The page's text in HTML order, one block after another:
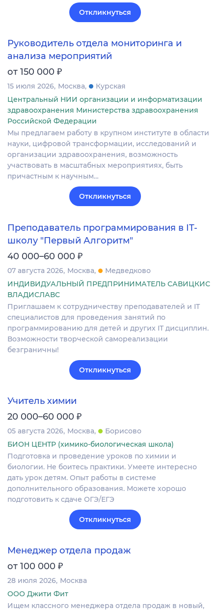
Откликнуться
Руководитель отдела мониторинга и
анализа мероприятий
от 150 000 ₽
15 июля 2026 Москва
Курская
Центральный НИИ организации и информатизации
здравоохранения Министерства здравоохранения
Российской Федерации
Мы предлагаем работу в крупном институте в области
науки, цифровой трансформации, исследований и
организации здравоохранения, возможность
участвовать в масштабных мероприятиях, быть
причастным к научным…
Откликнуться
Преподаватель программирования в IT-
школу "Первый Алгоритм"
40 000–60 000 ₽
07 августа 2026 Москва
Медведково
ИНДИВИДУАЛЬНЫЙ ПРЕДПРИНИМАТЕЛЬ САВИЦКИС
ВЛАДИСЛАВС
Приглашаем к сотрудничеству преподавателей и IT
специалистов для проведения занятий по
программированию для детей и других IT дисциплин.
Возможности творческой самореализации
безграничны!
Откликнуться
Учитель химии
20 000–60 000 ₽
05 августа 2026 Москва
Борисово
БИОН ЦЕНТР (химико-биологическая школа)
Подготовка и проведение уроков по химии и
биологии. Не боитесь практики. Умеете интересно
дать урок детям. Опыт работы в системе
дополнительного образования. Можете хорошо
подготовить к сдаче ОГЭ/ЕГЭ
Откликнуться
Менеджер отдела продаж
от 100 000 ₽
28 июля 2026 Москва
ООО Джити Фит
Ищем классного менеджера отдела продаж в новый,